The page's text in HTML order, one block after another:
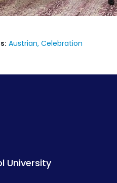
Austrian Celebration
University